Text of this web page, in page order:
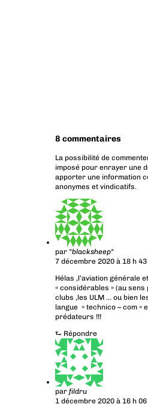
8 commentaires
La possibilité de
imposé pour enrayer une
apporter une information
anonymes et vindicatifs.
par "blacksheep"
7 décembre 2020 à 18 h 43
Hélas ,l’aviation générale
« considérables » (au
clubs ,les ULM … ou bien
langue » technico – com »
prédateurs !!!
⮑ Répondre
par fildru
1 décembre 2020 à 16 h 06